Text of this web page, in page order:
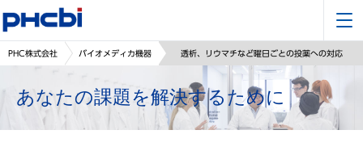
PHC株式会社 バイオメディカ機器 透析、リウマチなど曜日ごとの投薬への対応
あなたの課題を解決するために